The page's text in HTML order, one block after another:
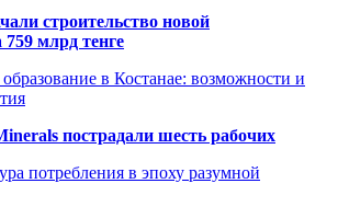
строительство новой
759 млрд тенге
в Костанае: возможности и
пострадали шесть рабочих
потребления в эпоху разумной